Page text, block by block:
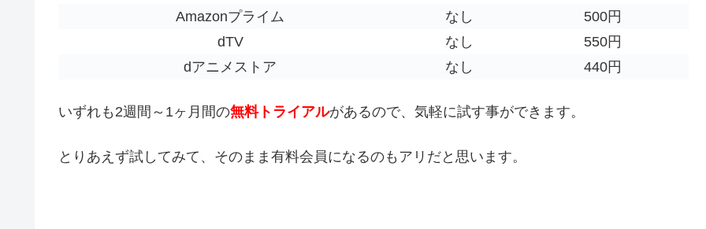
Amazonプライム
なし
500円
dTV
なし
550円
dアニメストア
なし 440円
いずれも2週間～1ヶ月間の無料トライアルがあるので、気軽に試す事ができます。
とりあえず試してみて、そのまま有料会員になるのもアリだと思います。